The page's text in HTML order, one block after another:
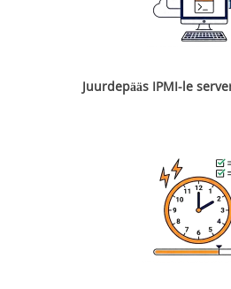
Juurdepääs IPMI-le